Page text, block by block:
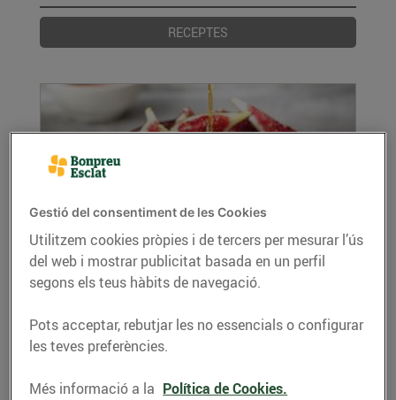
RECEPTES
Recepta de pastís de xocolata amb figues
12/de setembre/2019
Si t’agraden les postres, aquestes segur que
t’encantaran!
Gestió del consentiment de les Cookies
Utilitzem cookies pròpies i de tercers per mesurar l’ús
del web i mostrar publicitat basada en un perfil
segons els teus hàbits de navegació.
Pots acceptar, rebutjar les no essencials o configurar
les teves preferències.
Més informació a la Política de Cookies.